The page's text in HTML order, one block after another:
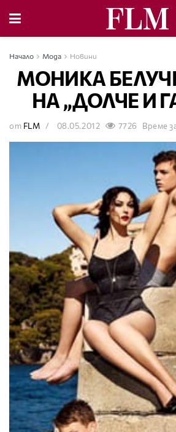
Начало Мода Новини
МОНИКА
НА „ДОЛЧЕ И
от FLM 08.05.2012 7726 Време